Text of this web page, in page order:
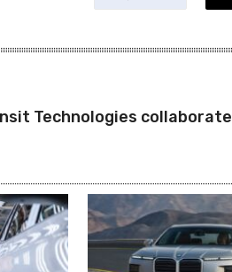
Technologies collaborate